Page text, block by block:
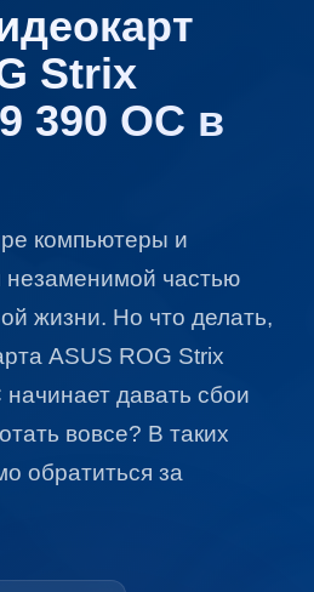
Strix
390 OC в
компьютеры и
незаменимой частью
жизни. Но что делать,
ASUS ROG Strix
давать сбои
вовсе? В таких
обратиться за